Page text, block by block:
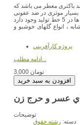
باکتری معطر می باشد که
موثری در ضد عفونی
محیط و بهداشت آن دارد. لازم به ذکر است تنوع رایحه ها در 5 خط تولید وجود دارد
، انواع گلهای خوشبو و
پروژه کارآفريني
3,000 تومان
عسر و حرج زن
توضیحات
دسته: رشته حقوق